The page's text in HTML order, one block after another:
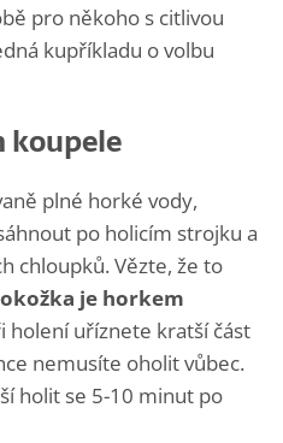
pro někoho s citlivou
kupříkladu o volbu
koupele
plné horké vody,
po holicím strojku a
chloupků. Vězte, že to
je horkem
holení uříznete kratší část
nemusíte oholit vůbec.
holit se 5-10 minut po